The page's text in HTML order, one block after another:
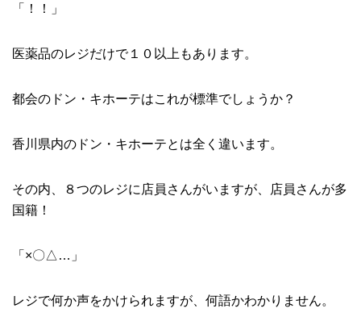
「！！」
医薬品のレジだけで１０以上もあります。
都会のドン・キホーテはこれが標準でしょうか？
香川県内のドン・キホーテとは全く違います。
その内、８つのレジに店員さんがいますが、店員さんが多
国籍！
「×〇△…」
レジで何か声をかけられますが、何語かわかりません。